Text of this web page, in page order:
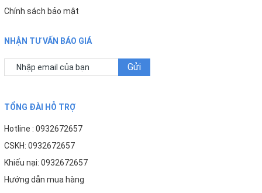
của lõi lọc
♦Cảm ứng chọn nước
nước ion kiềm
theo dõi dễ dàng
Chính sách bảo mật
NHẬN TƯ VẤN BÁO GIÁ
Gửi
TỔNG ĐÀI HỖ TRỢ
Hotline : 0932672657
CSKH: 0932672657
Khiếu nại: 0932672657
Hướng dẫn mua hàng